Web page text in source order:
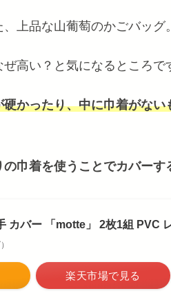
上品な山葡萄のかごバッグ。
高い？と気になるところで
硬かったり、中に巾着がな
巾着を使うことでカバーす
カバー 「motte」 2枚1組 PVC
楽天市場で見る